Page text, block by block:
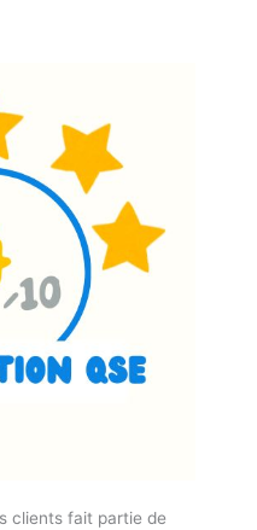
clients fait partie de